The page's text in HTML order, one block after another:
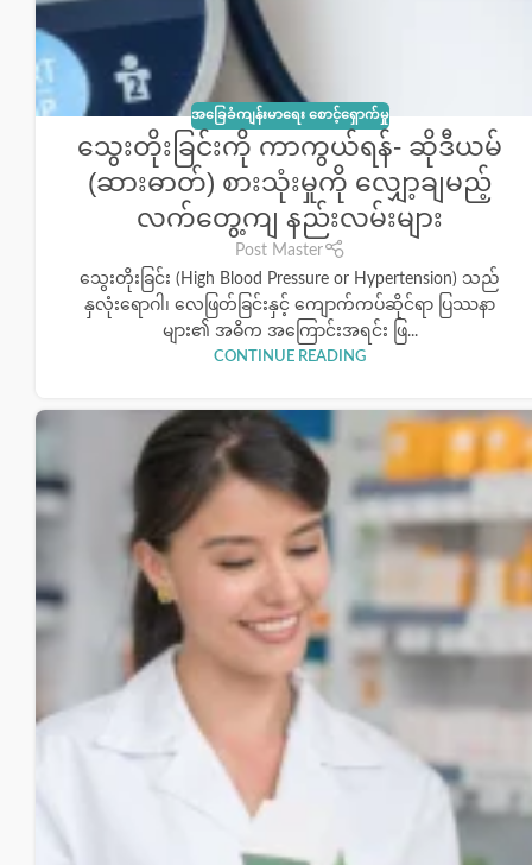
အခြေခံကျန်းမာရေး စောင့်ရှောက်မှု
သွေးတိုးခြင်းကို ကာကွယ်ရန်- ဆိုဒီယမ်
(ဆားဓာတ်) စားသုံးမှုကို လျှော့ချမည့်
လက်တွေ့ကျ နည်းလမ်းများ
Post Master
သွေးတိုးခြင်း (High Blood Pressure or Hypertension) သည်
နှလုံးရောဂါ၊ လေဖြတ်ခြင်းနှင့် ကျောက်ကပ်ဆိုင်ရာ ပြဿနာ
များ၏ အဓိက အကြောင်းအရင်း ဖြ...
CONTINUE READING